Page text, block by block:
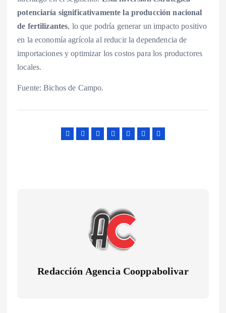
potenciaría significativamente la producción nacional
de fertilizantes, lo que podría generar un impacto positivo
en la economía agrícola al reducir la dependencia de
importaciones y optimizar los costos para los productores
locales.
Fuente: Bichos de Campo.
Redacción Agencia Cooppabolivar